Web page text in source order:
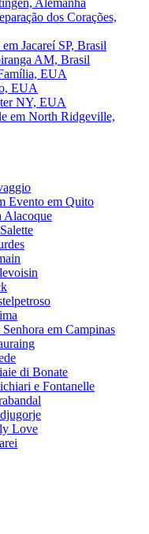
dos Corações,
Jacareí SP, Brasil
AM, Brasil
EUA
EUA
NY, EUA
em North Ridgeville,
Evento em Quito
Alacoque
em Campinas
di Bonate
e Fontanelle
Love